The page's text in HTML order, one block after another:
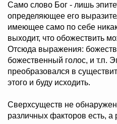
Само слово Бог - лишь
определяющее его
имеющее само по себе
выходит, что обожествить
Отсюда выражения:
божественный голос, и т.п.
преобразовался в
этого и буду исходить.
Сверхсуществ не
различных факторов есть, а